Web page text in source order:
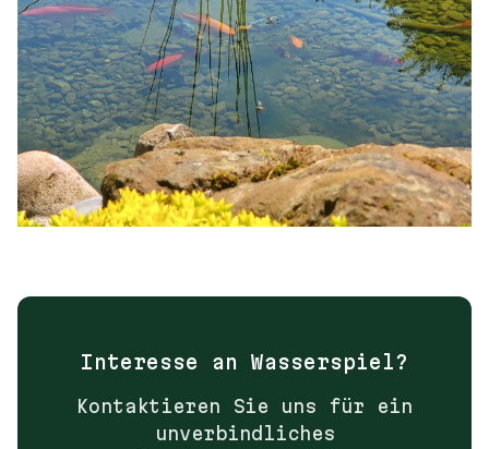
Interesse an Wasserspiel?
Kontaktieren Sie uns für ein
unverbindliches